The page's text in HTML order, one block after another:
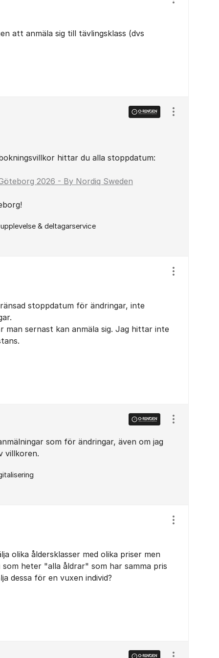
att anmäla sig till tävlingsklass (dvs
Visa/dölj
hittar du alla stoppdatum:
2026 - By Nordiq Sweden
& deltagarservice
Visa/dölj
stoppdatum för ändringar, inte
man sernast kan anmäla sig. Jag hittar inte
Visa/dölj
som för ändringar, även om jag
villkoren.
Visa/dölj
olika åldersklasser med olika priser men
heter "alla åldrar" som har samma pris
dessa för en vuxen individ?
Visa/dölj